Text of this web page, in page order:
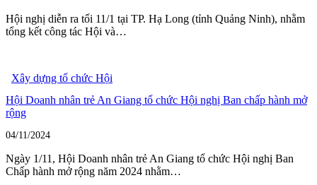
Hội nghị diễn ra tối 11/1 tại TP. Hạ Long (tỉnh Quảng Ninh), nhằm
tổng kết công tác Hội và…
Xây dựng tổ chức Hội
Hội Doanh nhân trẻ An Giang tổ chức Hội nghị Ban chấp hành mở
rộng
04/11/2024
Ngày 1/11, Hội Doanh nhân trẻ An Giang tổ chức Hội nghị Ban
Chấp hành mở rộng năm 2024 nhằm…